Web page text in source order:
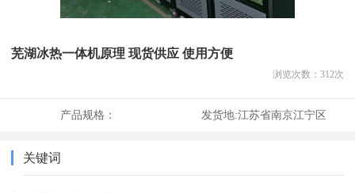
芜湖冰热一体机原理 现货供应 使用方便
浏览次数： 312次
产品规格： 发货地:江苏省南京江宁区
关键词